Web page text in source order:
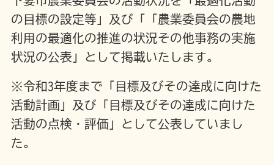
の目標の設定等」及び「「農業委員会の農地
利用の最適化の推進の状況その他事務の実施
状況の公表」として掲載いたします。
※令和3年度まで「目標及びその達成に向けた
活動計画」及び「目標及びその達成に向けた
活動の点検・評価」として公表していまし
た。